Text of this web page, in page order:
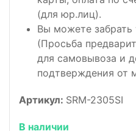
(для юр.лиц).
Вы можете забрать
(Просьба
для самовывоза и
подтверждения от
Артикул: SRM-2305SI
В наличии